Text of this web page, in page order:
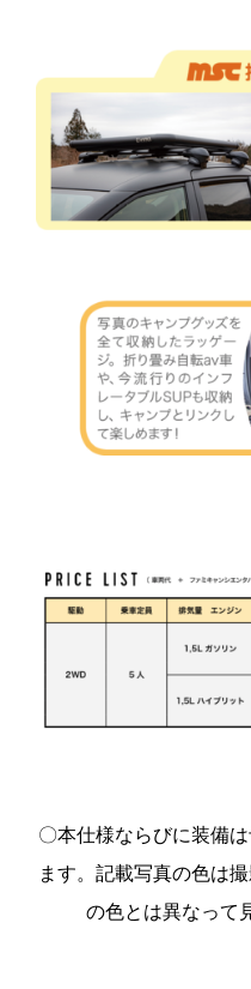
〇本仕様ならびに装備
ます。記載写真の色は
の色とは異なって